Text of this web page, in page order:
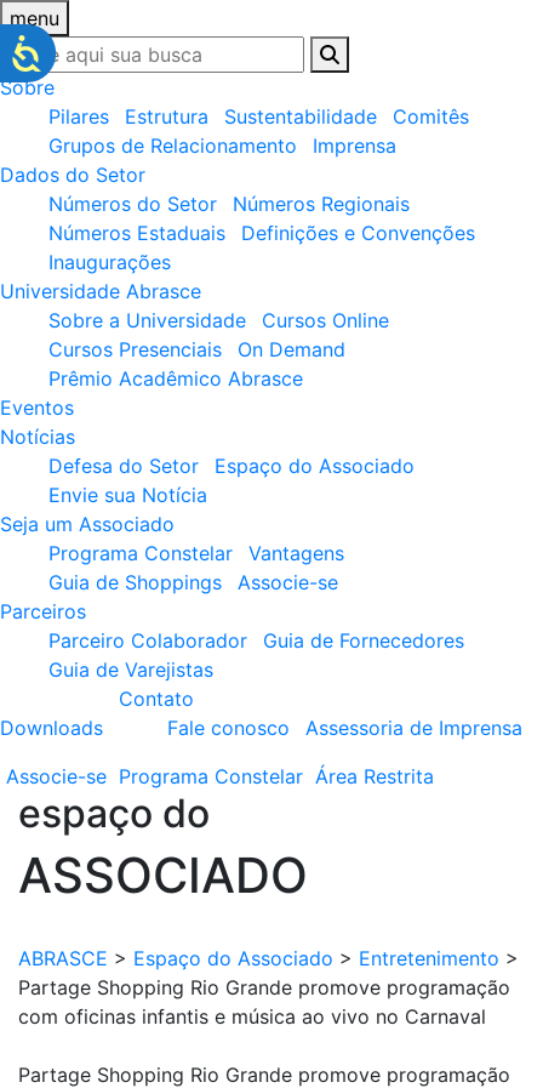
menu
Sobre
Pilares
Estrutura Sustentabilidade
Comitês
Grupos de Relacionamento
Imprensa
Dados do Setor
Números do Setor
Números Regionais
Números Estaduais
Definições e Convenções
Inaugurações
Universidade Abrasce
Sobre a Universidade
Cursos Online
Cursos Presenciais
On Demand
Prêmio Acadêmico Abrasce
Eventos
Notícias
Defesa do Setor
Espaço do Associado
Envie sua Notícia
Seja um Associado
Programa Constelar
Vantagens
Guia de Shoppings
Associe-se
Parceiros
Parceiro Colaborador
Guia de Fornecedores
Guia de Varejistas
Downloads
Contato
Fale conosco
Assessoria de Imprensa
Associe-se Programa Constelar Área Restrita
espaço do
ASSOCIADO
ABRASCE > Espaço do Associado > Entretenimento >
Partage Shopping Rio Grande promove programação
com oficinas infantis e música ao vivo no Carnaval
Partage Shopping Rio Grande promove programação